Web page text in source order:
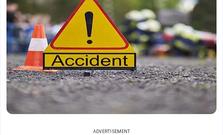
ADVERTISEMENT